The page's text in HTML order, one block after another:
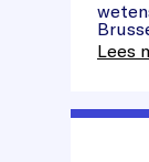
Lees